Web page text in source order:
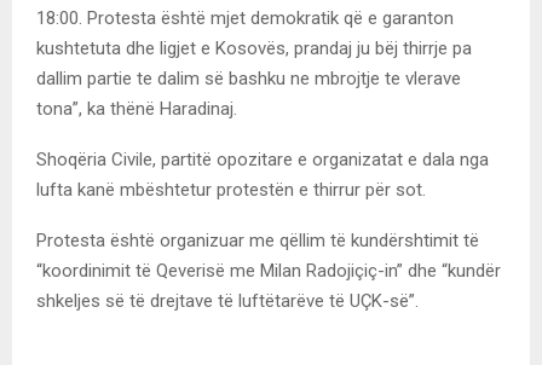
18:00. Protesta është mjet demokratik që e garanton
kushtetuta dhe ligjet e Kosovës, prandaj ju bëj thirrje pa
dallim partie te dalim së bashku ne mbrojtje te vlerave
tona”, ka thënë Haradinaj.
Shoqëria Civile, partitë opozitare e organizatat e dala nga
lufta kanë mbështetur protestën e thirrur për sot.
Protesta është organizuar me qëllim të kundërshtimit të
“koordinimit të Qeverisë me Milan Radojiçiç-in” dhe “kundër
shkeljes së të drejtave të luftëtarëve të UÇK-së”.